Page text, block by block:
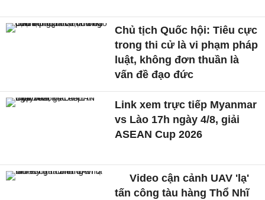
Chủ tịch Quốc hội: Tiêu cực
trong thi cử là vi phạm pháp
luật, không đơn thuần là
vấn đề đạo đức
Link xem trực tiếp Myanmar
vs Lào 17h ngày 4/8, giải
ASEAN Cup 2026
Video cận cảnh UAV 'lạ'
tấn công tàu hàng Thổ Nhĩ